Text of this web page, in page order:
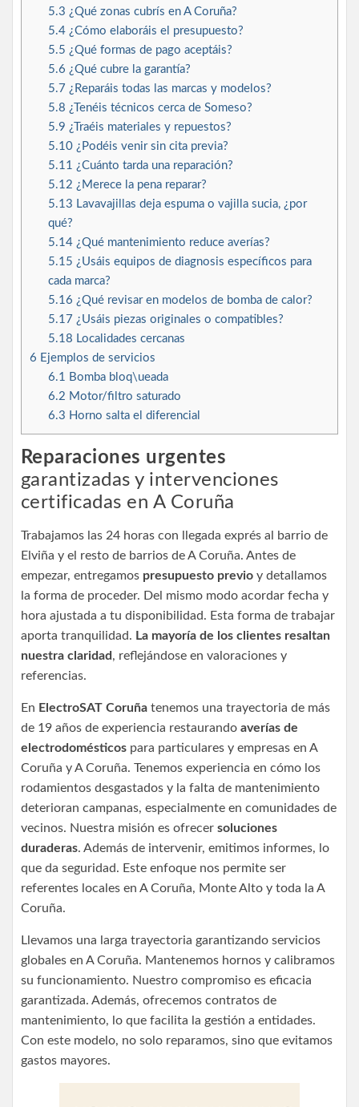
5.3 ¿Qué zonas cubrís en A Coruña?
5.4¿Cómo elaboráis el presupuesto?
5.5 ¿Qué formas de pago aceptáis?
5.6 ¿Qué cubre la garantía?
5.7 ¿Reparáis todas las marcas y modelos?
5.8 ¿Tenéis técnicos cerca de Someso?
5.9 ¿Traéis materiales y repuestos?
5.10¿Podéis venir sin cita previa?
5.11 ¿Cuánto tarda una reparación?
5.12 ¿Merece la pena reparar?
5.13 Lavavajillas deja espuma o vajilla sucia, ¿por
qué?
5.14¿Qué mantenimiento reduce averías?
5.15 ¿Usáis equipos de diagnosis específicos para
cada marca?
5.16 ¿Qué revisar en modelos de bomba de calor?
5.17 ¿Usáis piezas originales o compatibles?
5.18 Localidades cercanas
6 Ejemplos de servicios
6.1 Bomba bloq\ueada
6.2 Motor/filtro saturado
6.3 Horno salta el diferencial
Reparaciones urgentes
garantizadas y intervenciones
certificadas en A Coruña
Trabajamos las 24 horas con llegada exprés al barrio de
Elviña y el resto de barrios de A Coruña. Antes de
empezar, entregamos presupuesto previo y detallamos
la forma de proceder. Del mismo modo acordar fecha y
hora ajustada a tu disponibilidad. Esta forma de trabajar
aporta tranquilidad. La mayoría de los clientes resaltan
nuestra claridad , reflejándose en valoraciones y
referencias.
En ElectroSAT Coruña tenemos una trayectoria de más
de 19 años de experiencia restaurando averías de
electrodomésticos para particulares y empresas en A
Coruña y A Coruña. Tenemos experiencia en cómo los
rodamientos desgastados y la falta de mantenimiento
deterioran campanas, especialmente en comunidades de
vecinos. Nuestra misión es ofrecer soluciones
duraderas. Además de intervenir, emitimos informes, lo
que da seguridad. Este enfoque nos permite ser
referentes locales en A Coruña, Monte Alto y toda la A
Coruña.
Llevamos una larga trayectoria garantizando servicios
globales en A Coruña. Mantenemos hornos y calibramos
su funcionamiento. Nuestro compromiso es eficacia
garantizada. Además, ofrecemos contratos de
mantenimiento, lo que facilita la gestión a entidades.
Con este modelo, no solo reparamos, sino que evitamos
gastos mayores.